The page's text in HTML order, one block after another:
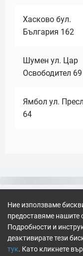
Хасково бул.
България 162
Шумен ул. Цар
Освободител 69
Ямбол ул.
64
Ние използваме
предоставяме нашите
Подробности и
деактивирате тези
тук. Като кликнете